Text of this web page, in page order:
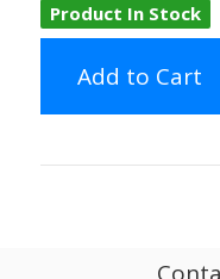
Product In Stock
Add to Cart